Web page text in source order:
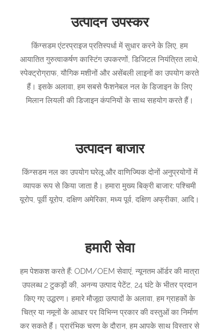
उत्पादन उपस्कर
किंग्सडम एंटरप्राइज प्रतिस्पर्धा में सुधार करने के लिए, हम
आयातित गुरुत्वाकर्षण कास्टिंग उपकरणों, डिजिटल नियंत्रित लाथे,
स्पेक्ट्रोग्राफ, यौगिक मशीनों और असेंबली लाइनों का उपयोग करते
हैं। इसके अलावा, हम सबसे फैशनेबल नल के डिजाइन के लिए
मिलान लियली की डिजाइन कंपनियों के साथ सहयोग करते हैं।
उत्पादन बाजार
किंग्सडम नल का उपयोग घरेलू और वाणिज्यिक दोनों अनुप्रयोगों में
व्यापक रूप से किया जाता है। हमारा मुख्य बिक्री बाजार: पश्चिमी
यूरोप, पूर्वी यूरोप, दक्षिण अमेरिका, मध्य पूर्व, दक्षिण अफ्रीका, आदि।
हमारी सेवा
हम पेशकश करते हैं: ODM/OEM सेवाएं, न्यूनतम ऑर्डर की मात्रा
उपलब्ध 2 टुकड़ों की, अनन्य उत्पाद पेटेंट, 24 घंटे के भीतर प्रदान
किए गए उद्धरण। हमारे मौजूदा उत्पादों के अलावा, हम ग्राहकों के
चित्र या नमूनों के आधार पर विभिन्न प्रकार की वस्तुओं का निर्माण
कर सकते हैं। प्रारंभिक चरण के दौरान, हम आपके साथ विस्तार से